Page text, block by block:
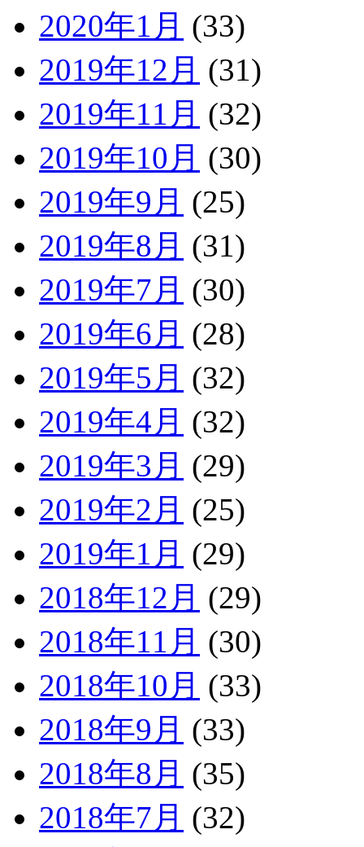
2020年1月 (33)
2019年12月 (31)
2019年11月 (32)
2019年10月 (30)
2019年9月 (25)
2019年8月 (31)
2019年7月 (30)
2019年6月 (28)
2019年5月 (32)
2019年4月 (32)
2019年3月 (29)
2019年2月 (25)
2019年1月 (29)
2018年12月 (29)
2018年11月 (30)
2018年10月 (33)
2018年9月 (33)
2018年8月 (35)
2018年7月 (32)